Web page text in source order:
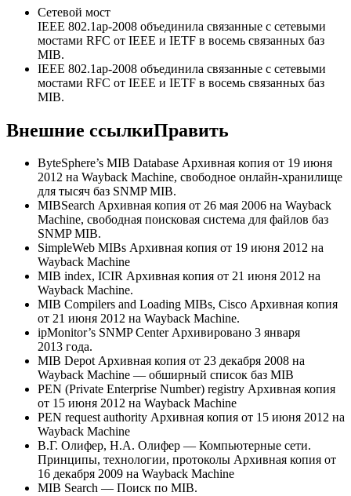
Сетевой мост
IEEE 802.1ap-2008 объединила связанные с сетевыми
мостами RFC от IEEE и IETF в восемь связанных баз
MIB.
IEEE 802.1ap-2008 объединила связанные с сетевыми
мостами RFC от IEEE и IETF в восемь связанных баз
MIB.
Внешние ссылкиПравить
ByteSphere’s MIB Database Архивная копия от 19 июня
2012 на Wayback Machine, свободное онлайн-хранилище
для тысяч баз SNMP MIB.
MIBSearch Архивная копия от 26 мая 2006 на Wayback
Machine, свободная поисковая система для файлов баз
SNMP MIB.
SimpleWeb MIBs Архивная копия от 19 июня 2012 на
Wayback Machine
MIB index, ICIR Архивная копия от 21 июня 2012 на
Wayback Machine.
MIB Compilers and Loading MIBs, Cisco Архивная копия
от 21 июня 2012 на Wayback Machine.
ipMonitor’s SNMP Center Архивировано 3 января
2013 года.
MIB Depot Архивная копия от 23 декабря 2008 на
Wayback Machine — обширный список баз MIB
PEN (Private Enterprise Number) registry Архивная копия
от 15 июня 2012 на Wayback Machine
PEN request authority Архивная копия от 15 июня 2012 на
Wayback Machine
В.Г. Олифер, Н.А. Олифер — Компьютерные сети.
Принципы, технологии, протоколы Архивная копия от
16 декабря 2009 на Wayback Machine
MIB Search — Поиск по MIB.